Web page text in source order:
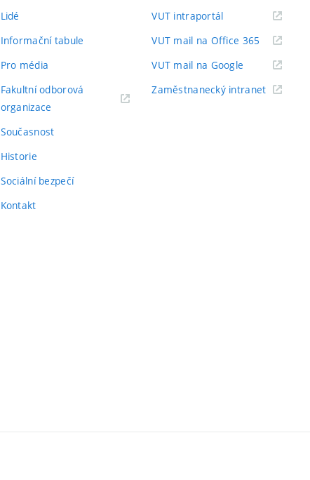
Lidé
Informační tabule
Pro média
Fakultní odborová
organizace
Současnost
Historie
Sociální bezpečí
Kontakt
VUT intraportál(externí
VUT mail na Office 365 (externí
VUT mail na Google (externí
Zaměstnanecký intranet(externí